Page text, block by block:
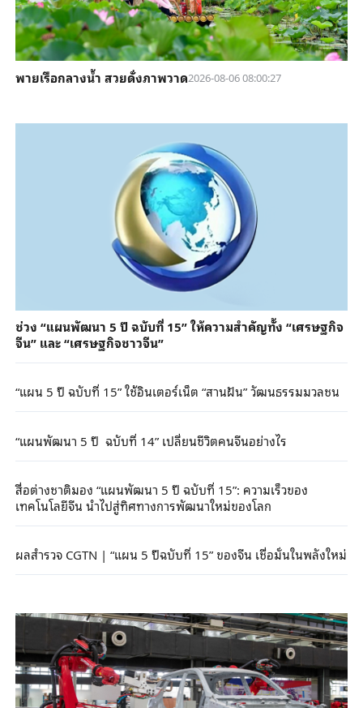
พายเรือกลางน้ำ สวยดั่งภาพวาด2026-08-06 08:00:27
ช่วง “แผนพัฒนา 5 ปี ฉบับที่ 15” ให้ความสำคัญทั้ง “เศรษฐกิจ
จีน” และ “เศรษฐกิจชาวจีน”
“แผน 5 ปี ฉบับที่ 15” ใช้อินเตอร์เน็ต “สานฝัน” วัฒนธรรมมวลชน
“แผนพัฒนา 5 ปี ฉบับที่ 14” เปลี่ยนชีวิตคนจีนอย่างไร
สื่อต่างชาติมอง “แผนพัฒนา 5 ปี ฉบับที่ 15”: ความเร็วของ
เทคโนโลยีจีน นำไปสู่ทิศทางการพัฒนาใหม่ของโลก
ผลสำรวจ CGTN | “แผน 5 ปีฉบับที่ 15” ของจีน เชื่อมั่นในพลังใหม่